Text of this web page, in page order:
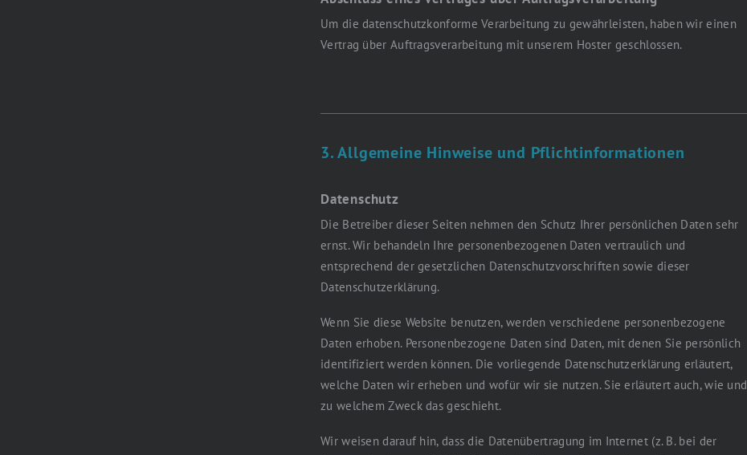
Um die datenschutzkonforme Verarbeitung zu gewährleisten, haben wir einen
Vertrag über Auftragsverarbeitung mit unserem Hoster geschlossen.
3. Allgemeine Hinweise und Pflichtinformationen
Datenschutz
Die Betreiber dieser Seiten nehmen den Schutz Ihrer persönlichen Daten sehr
ernst. Wir behandeln Ihre personenbezogenen Daten vertraulich und
entsprechend der gesetzlichen Datenschutzvorschriften sowie dieser
Datenschutzerklärung.
Wenn Sie diese Website benutzen, werden verschiedene personenbezogene
Daten erhoben. Personenbezogene Daten sind Daten, mit denen Sie persönlich
identifiziert werden können. Die vorliegende Datenschutzerklärung erläutert,
welche Daten wir erheben und wofür wir sie nutzen. Sie erläutert auch, wie und
zu welchem Zweck das geschieht.
Wir weisen darauf hin, dass die Datenübertragung im Internet (z. B. bei der